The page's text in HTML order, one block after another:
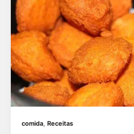
comida, Receitas